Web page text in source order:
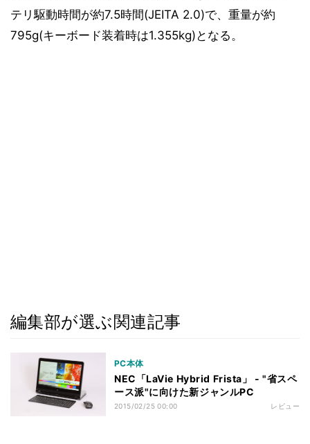
テリ駆動時間が約7.5時間(JEITA 2.0)で、重量が約
795g(キーボード装着時は1.355kg)となる。
編集部が選ぶ関連記事
PC本体
NEC「LaVie Hybrid Frista」 - "省スペ
ース派"に向けた新ジャンルPC
2015/02/25 00:00 レビュー